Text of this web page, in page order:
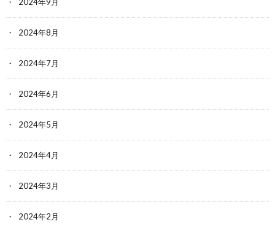
2024年8月
2024年7月
2024年6月
2024年5月
2024年4月
2024年3月
2024年2月